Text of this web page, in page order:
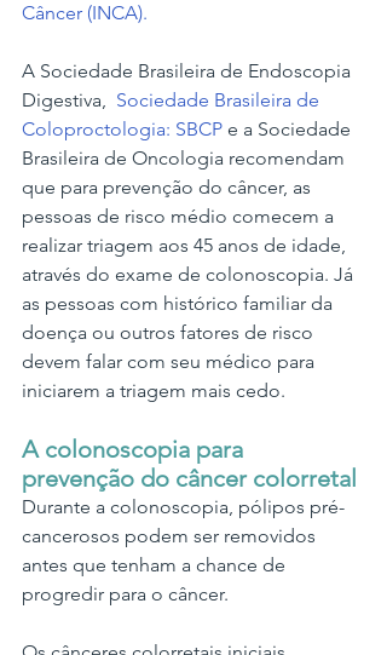
Câncer (INCA).
A Sociedade Brasileira de Endoscopia
Digestiva, Sociedade Brasileira de
Coloproctologia: SBCP e a Sociedade
Brasileira de Oncologia recomendam
que para prevenção do câncer, as
pessoas de risco médio comecem a
realizar triagem aos 45 anos de idade,
através do exame de colonoscopia. Já
as pessoas com histórico familiar da
doença ou outros fatores de risco
devem falar com seu médico para
iniciarem a triagem mais cedo.
A colonoscopia para
prevenção do câncer colorretal
Durante a colonoscopia, pólipos pré-
cancerosos podem ser removidos
antes que tenham a chance de
progredir para o câncer.